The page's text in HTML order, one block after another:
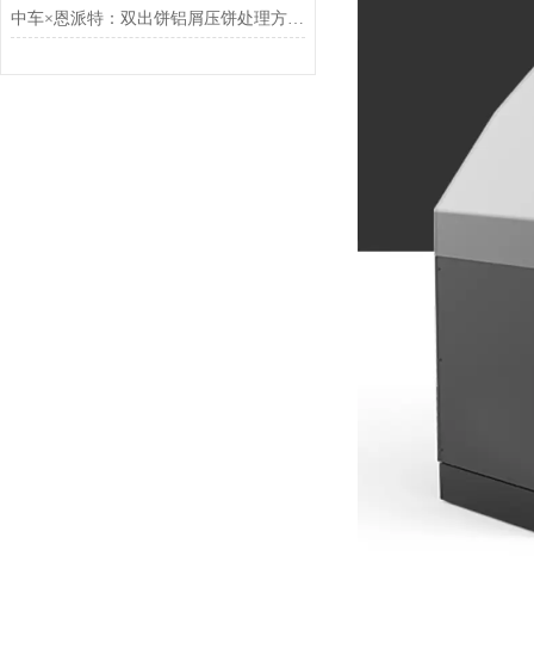
中车×恩派特：双出饼铝屑压饼处理方案落地，高效破解金属废屑难题！